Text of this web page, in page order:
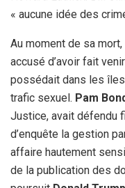
« aucune idée des
Au moment de sa
accusé d’avoir fait
possédait dans les
trafic sexuel. Pam
Justice, avait défendu
d’enquête la gestion
affaire hautement
de la publication des